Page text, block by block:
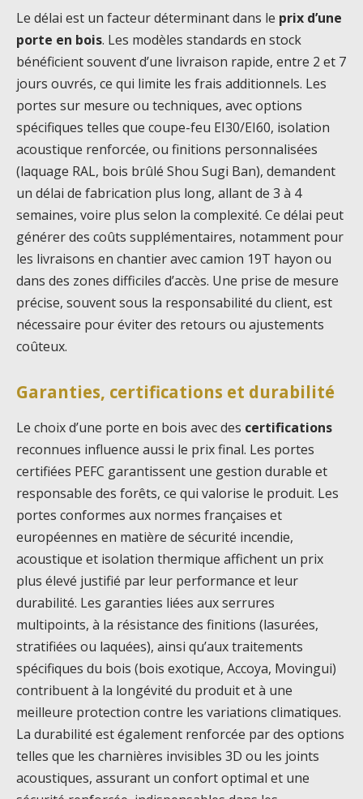
Le délai est un facteur déterminant dans le prix d’une
porte en bois. Les modèles standards en stock
bénéficient souvent d’une livraison rapide, entre 2 et 7
jours ouvrés, ce qui limite les frais additionnels. Les
portes sur mesure ou techniques, avec options
spécifiques telles que coupe-feu EI30/EI60, isolation
acoustique renforcée, ou finitions personnalisées
(laquage RAL, bois brûlé Shou Sugi Ban), demandent
un délai de fabrication plus long, allant de 3 à 4
semaines, voire plus selon la complexité. Ce délai peut
générer des coûts supplémentaires, notamment pour
les livraisons en chantier avec camion 19T hayon ou
dans des zones difficiles d’accès. Une prise de mesure
précise, souvent sous la responsabilité du client, est
nécessaire pour éviter des retours ou ajustements
coûteux.
Garanties, certifications et durabilité
Le choix d’une porte en bois avec des certifications
reconnues influence aussi le prix final. Les portes
certifiées PEFC garantissent une gestion durable et
responsable des forêts, ce qui valorise le produit. Les
portes conformes aux normes françaises et
européennes en matière de sécurité incendie,
acoustique et isolation thermique affichent un prix
plus élevé justifié par leur performance et leur
durabilité. Les garanties liées aux serrures
multipoints, à la résistance des finitions (lasurées,
stratifiées ou laquées), ainsi qu’aux traitements
spécifiques du bois (bois exotique, Accoya, Movingui)
contribuent à la longévité du produit et à une
meilleure protection contre les variations climatiques.
La durabilité est également renforcée par des options
telles que les charnières invisibles 3D ou les joints
acoustiques, assurant un confort optimal et une